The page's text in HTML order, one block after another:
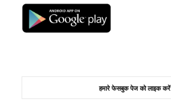
हमारे फेसबुक पेज को लाइक करें